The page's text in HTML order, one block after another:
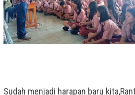
Sudah menjadi harapan baru